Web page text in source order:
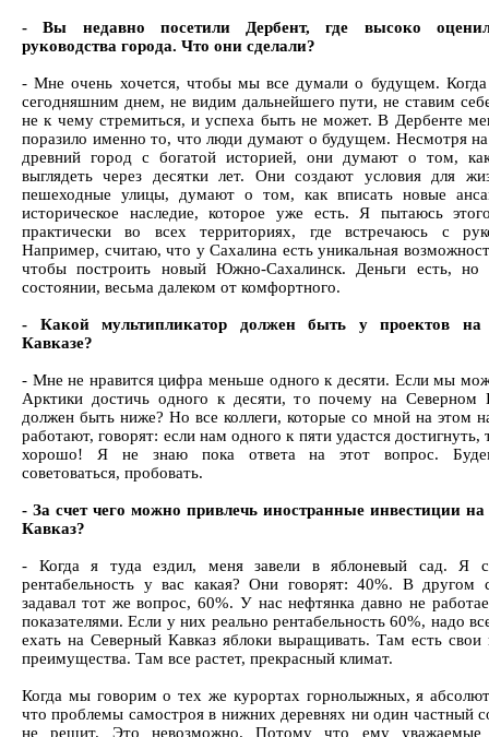
- Вы недавно посетили Дербент, где высоко
руководства города. Что они сделали?
- Мне очень хочется, чтобы мы все думали о будущем.
сегодняшним днем, не видим дальнейшего пути, не ставим
не к чему стремиться, и успеха быть не может. В Дербенте
поразило именно то, что люди думают о будущем. Несмотря на
древний город с богатой историей, они думают о том,
выглядеть через десятки лет. Они создают условия для
пешеходные улицы, думают о том, как вписать новые
историческое наследие, которое уже есть. Я пытаюсь
практически во всех территориях, где встречаюсь с
Например, считаю, что у Сахалина есть уникальная
чтобы построить новый Южно-Сахалинск. Деньги есть,
состоянии, весьма далеком от комфортного.
- Какой мультипликатор должен быть у проектов на
Кавказе?
- Мне не нравится цифра меньше одного к десяти. Если мы
Арктики достичь одного к десяти, то почему на Северном
должен быть ниже? Но все коллеги, которые со мной на этом
работают, говорят: если нам одного к пяти удастся достигнуть,
хорошо! Я не знаю пока ответа на этот вопрос.
советоваться, пробовать.
- За счет чего можно привлечь иностранные инвестиции
Кавказ?
- Когда я туда ездил, меня завели в яблоневый сад. Я
рентабельность у вас какая? Они говорят: 40%. В другом
задавал тот же вопрос, 60%. У нас нефтянка давно не
показателями. Если у них реально рентабельность 60%, надо
ехать на Северный Кавказ яблоки выращивать. Там есть свои
преимущества. Там все растет, прекрасный климат.
Когда мы говорим о тех же курортах горнолыжных, я
что проблемы самостроя в нижних деревнях ни один частный
не решит. Это невозможно. Потому что ему уважаемые